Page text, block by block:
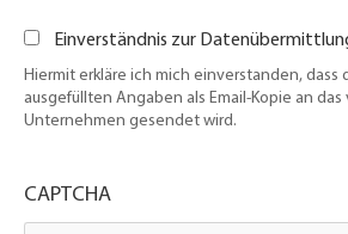
Einverständnis zur
Hiermit erkläre ich mich einverstanden, dass
ausgefüllten Angaben als Email-Kopie an
Unternehmen gesendet wird.
CAPTCHA